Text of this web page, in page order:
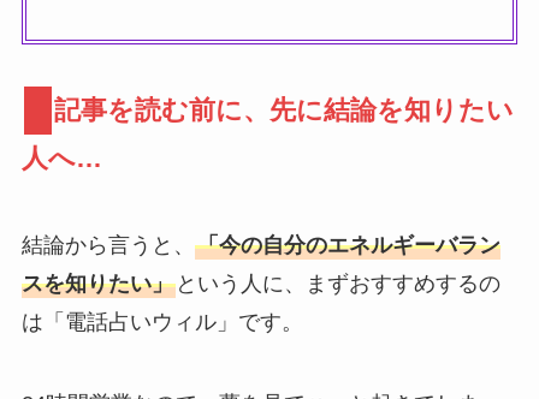
記事を読む前に、先に結論を知りたい
人へ…
結論から言うと、 「今の自分のエネルギーバラン
スを知りたい」という人に、まずおすすめするの
は「電話占いウィル」です。